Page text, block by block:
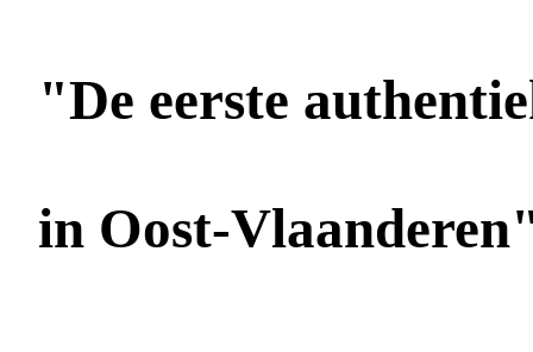
"De eerste
in Oost-